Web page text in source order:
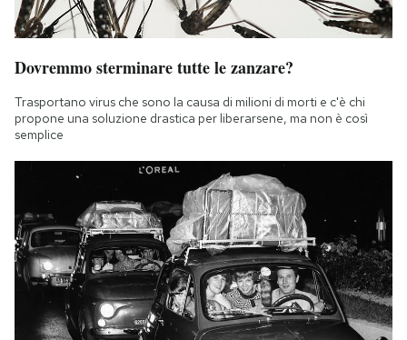
Dovremmo sterminare tutte le zanzare?
Trasportano virus che sono la causa di milioni di morti e c'è chi
propone una soluzione drastica per liberarsene, ma non è così
semplice